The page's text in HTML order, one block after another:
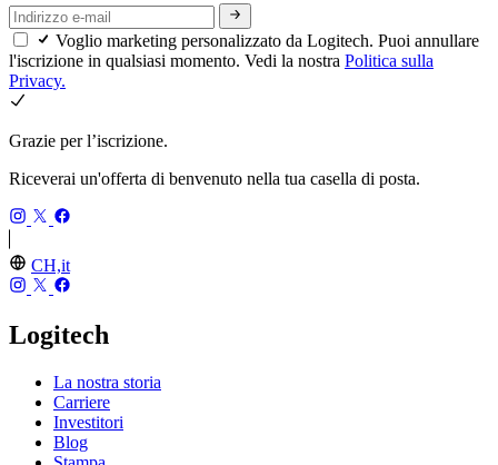
Voglio marketing personalizzato da Logitech. Puoi annullare
l'iscrizione in qualsiasi momento. Vedi la nostra Politica sulla
Privacy.
Grazie per l’iscrizione.
Riceverai un'offerta di benvenuto nella tua casella di posta.
CH,it
Logitech
La nostra storia
Carriere
Investitori
Blog